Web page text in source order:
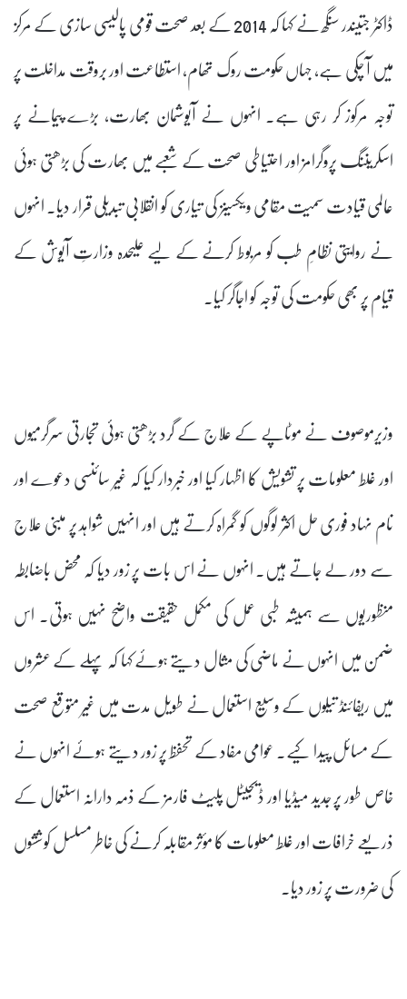
ڈاکٹر جتیندر سنگھ نے کہا کہ 2014 کے بعد صحت قومی پالیسی سازی کے مرکز
میں آ چکی ہے، جہاں حکومت روک تھام، استطاعت اور بروقت مداخلت پر
توجہ مرکوز کر رہی ہے۔ انہوں نے آیوشمان بھارت، بڑے پیمانے پر
اسکریننگ پروگرامز اور احتیاطی صحت کے شعبے میں بھارت کی بڑھتی ہوئی
عالمی قیادت سمیت مقامی ویکسینز کی تیاری کو انقلابی تبدیلی قرار دیا۔ انہوں
نے روایتی نظامِ طب کو مربوط کرنے کے لیے علیحدہ وزارتِ آیوش کے
قیام پر بھی حکومت کی توجہ کو اجاگر کیا۔
وزیرموصوف نے موٹاپے کے علاج کے گرد بڑھتی ہوئی تجارتی سرگرمیوں
اور غلط معلومات پر تشویش کا اظہار کیا اور خبردار کیا کہ غیر سائنسی دعوے اور
نام نہاد فوری حل اکثر لوگوں کو گمراہ کرتے ہیں اور انہیں شواہد پر مبنی علاج
سے دور لے جاتے ہیں۔ انہوں نے اس بات پر زور دیا کہ محض باضابطہ
منظوریوں سے ہمیشہ طبی عمل کی مکمل حقیقت واضح نہیں ہوتی۔ اس
ضمن میں انہوں نے ماضی کی مثال دیتے ہوئے کہا کہ پہلے کے عشروں
میں ریفائنڈ تیلوں کے وسیع استعمال نے طویل مدت میں غیر متوقع صحت
کے مسائل پیدا کیے۔ عوامی مفاد کے تحفظ پر زور دیتے ہوئے انہوں نے
خاص طور پر جدید میڈیا اور ڈیجیٹل پلیٹ فارمز کے ذمہ دارانہ استعمال کے
ذریعے خرافات اور غلط معلومات کا مؤثر مقابلہ کرنے کی خاطر مسلسل کوششوں
کی ضرورت پر زور دیا۔